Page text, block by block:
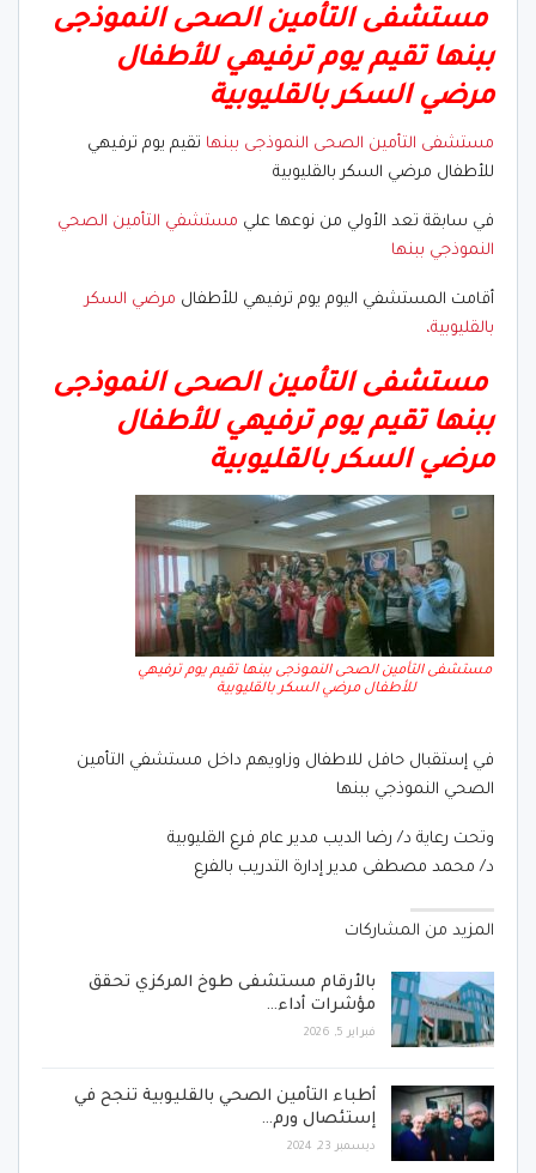
مستشفى التأمين الصحى النموذجى
ببنها تقيم يوم ترفيهي للأطفال
مرضي السكر بالقليوبية
مستشفى التأمين الصحى النموذجى ببنها تقيم يوم ترفيهي
للأطفال مرضي السكر بالقليوبية
في سابقة تعد الأولي من نوعها علي مستشفي التأمين الصحي
النموذجي ببنها
أقامت المستشفي اليوم يوم ترفيهي للأطفال مرضي السكر
بالقليوبية،
مستشفى التأمين الصحى النموذجى
ببنها تقيم يوم ترفيهي للأطفال
مرضي السكر بالقليوبية
مستشفى التأمين الصحى النموذجى ببنها تقيم يوم ترفيهي
للأطفال مرضي السكر بالقليوبية
في إستقبال حافل للاطفال وزاويهم داخل مستشفي التأمين
الصحي النموذجي ببنها
وتحت رعاية د/ رضا الديب مدير عام فرع القليوبية
د/ محمد مصطفى مدير إدارة التدريب بالفرع
المزيد من المشاركات
بالأرقام مستشفى طوخ المركزي تحقق
مؤشرات أداء…
فبراير 5, 2026
أطباء التأمين الصحي بالقليوبية تنجح في
إستئصال ورم…
ديسمبر 23, 2024